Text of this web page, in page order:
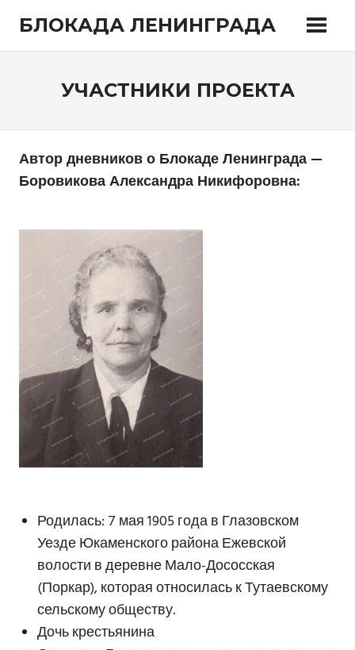
содержимому
БЛОКАДА ЛЕНИНГРАДА
УЧАСТНИКИ ПРОЕКТА
Автор дневников о Блокаде Ленинграда —
Боровикова Александра Никифоровна:
Родилась: 7 мая 1905 года в Глазовском
Уезде Юкаменского района Ежевской
волости в деревне Мало-Дососская
(Поркар), которая относилась к Тутаевскому
сельскому обществу.
Дочь крестьянина